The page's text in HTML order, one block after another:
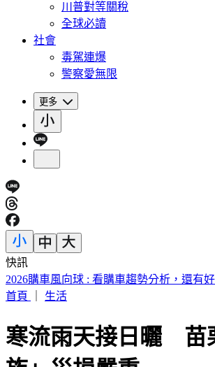
川普對等關稅
全球必讀
社會
毒駕連爆
警察愛無限
更多
快訊
妹子騎樓解放外套擦屁！阿伯舔一口「甜
巧克力
寒流雨天接日曬 苗